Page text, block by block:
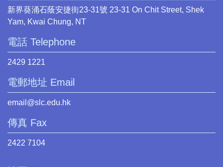
新界葵涌石蔭安捷街23-31號 23-31 On Chit Street, Shek
Yam, Kwai Chung, NT
電話 Telephone
2429 1221
電郵地址 Email
email@slc.edu.hk
傳真 Fax
2422 7104